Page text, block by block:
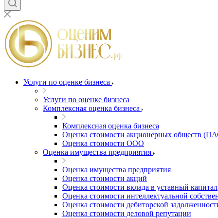
Услуги по оценке бизнеса
Услуги по оценке бизнеса
Комплексная оценка бизнеса
Комплексная оценка бизнеса
Оценка стоимости акционерных обществ
Оценка стоимости ООО
Оценка имущества предприятия
Оценка имущества предприятия
Оценка стоимости акций
Оценка стоимости вклада в уставный капитал
Оценка стоимости интеллектуальной
Оценка стоимости дебиторской
Оценка стоимости деловой репутации
Брянск
Бугульма
Бугуруслан
Буй
Буйнакск
Бутурлиновка
Валдай
Валуйки